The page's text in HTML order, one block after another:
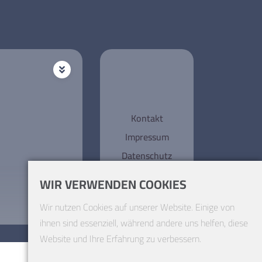
Kontakt
Impressum
Datenschutz
WIR VERWENDEN COOKIES
Wir nutzen Cookies auf unserer Website. Einige von
ihnen sind essenziell, während andere uns helfen, diese
Website und Ihre Erfahrung zu verbessern.